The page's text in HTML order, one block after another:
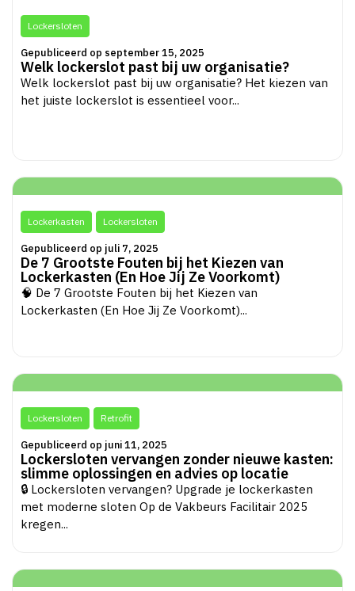
Lockersloten
Gepubliceerd op september 15, 2025
Welk lockerslot past bij uw organisatie?
Welk lockerslot past bij uw organisatie? Het kiezen van
het juiste lockerslot is essentieel voor...
Lockerkasten Lockersloten
Gepubliceerd op juli 7, 2025
De 7 Grootste Fouten bij het Kiezen van
Lockerkasten (En Hoe Jij Ze Voorkomt)
🧠 De 7 Grootste Fouten bij het Kiezen van
Lockerkasten (En Hoe Jij Ze Voorkomt)...
Lockersloten Retrofit
Gepubliceerd op juni 11, 2025
Lockersloten vervangen zonder nieuwe kasten:
slimme oplossingen en advies op locatie
🔒 Lockersloten vervangen? Upgrade je lockerkasten
met moderne sloten Op de Vakbeurs Facilitair 2025
kregen...